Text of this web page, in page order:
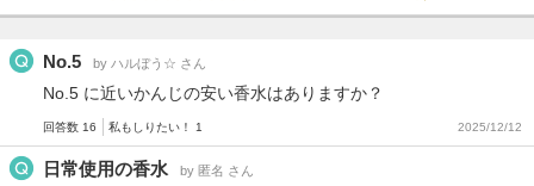
No.5 by ハルぼう☆ さん
No.5 に近いかんじの安い香水はありますか？
回答数 16 私もしりたい！ 1 2025/12/12
日常使用の香水 by 匿名 さん